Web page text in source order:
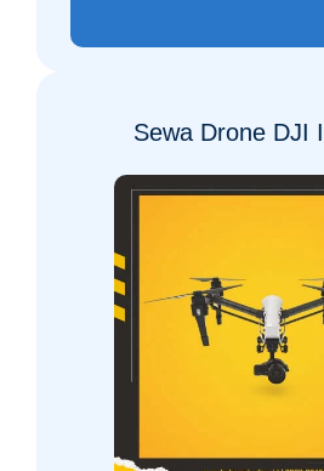
Sewa Drone DJI